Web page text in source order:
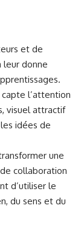
et de
leur donne
l’attention
visuel attractif
idées de
une
collaboration
d’utiliser le
du sens et du